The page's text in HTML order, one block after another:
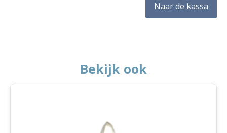
Naar de kassa
Bekijk ook